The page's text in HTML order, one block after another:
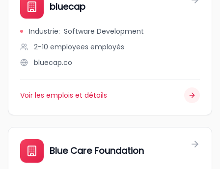
bluecap
Industrie: Software Development
2-10 employees employés
bluecap.co
Voir les emplois et détails
Blue Care Foundation